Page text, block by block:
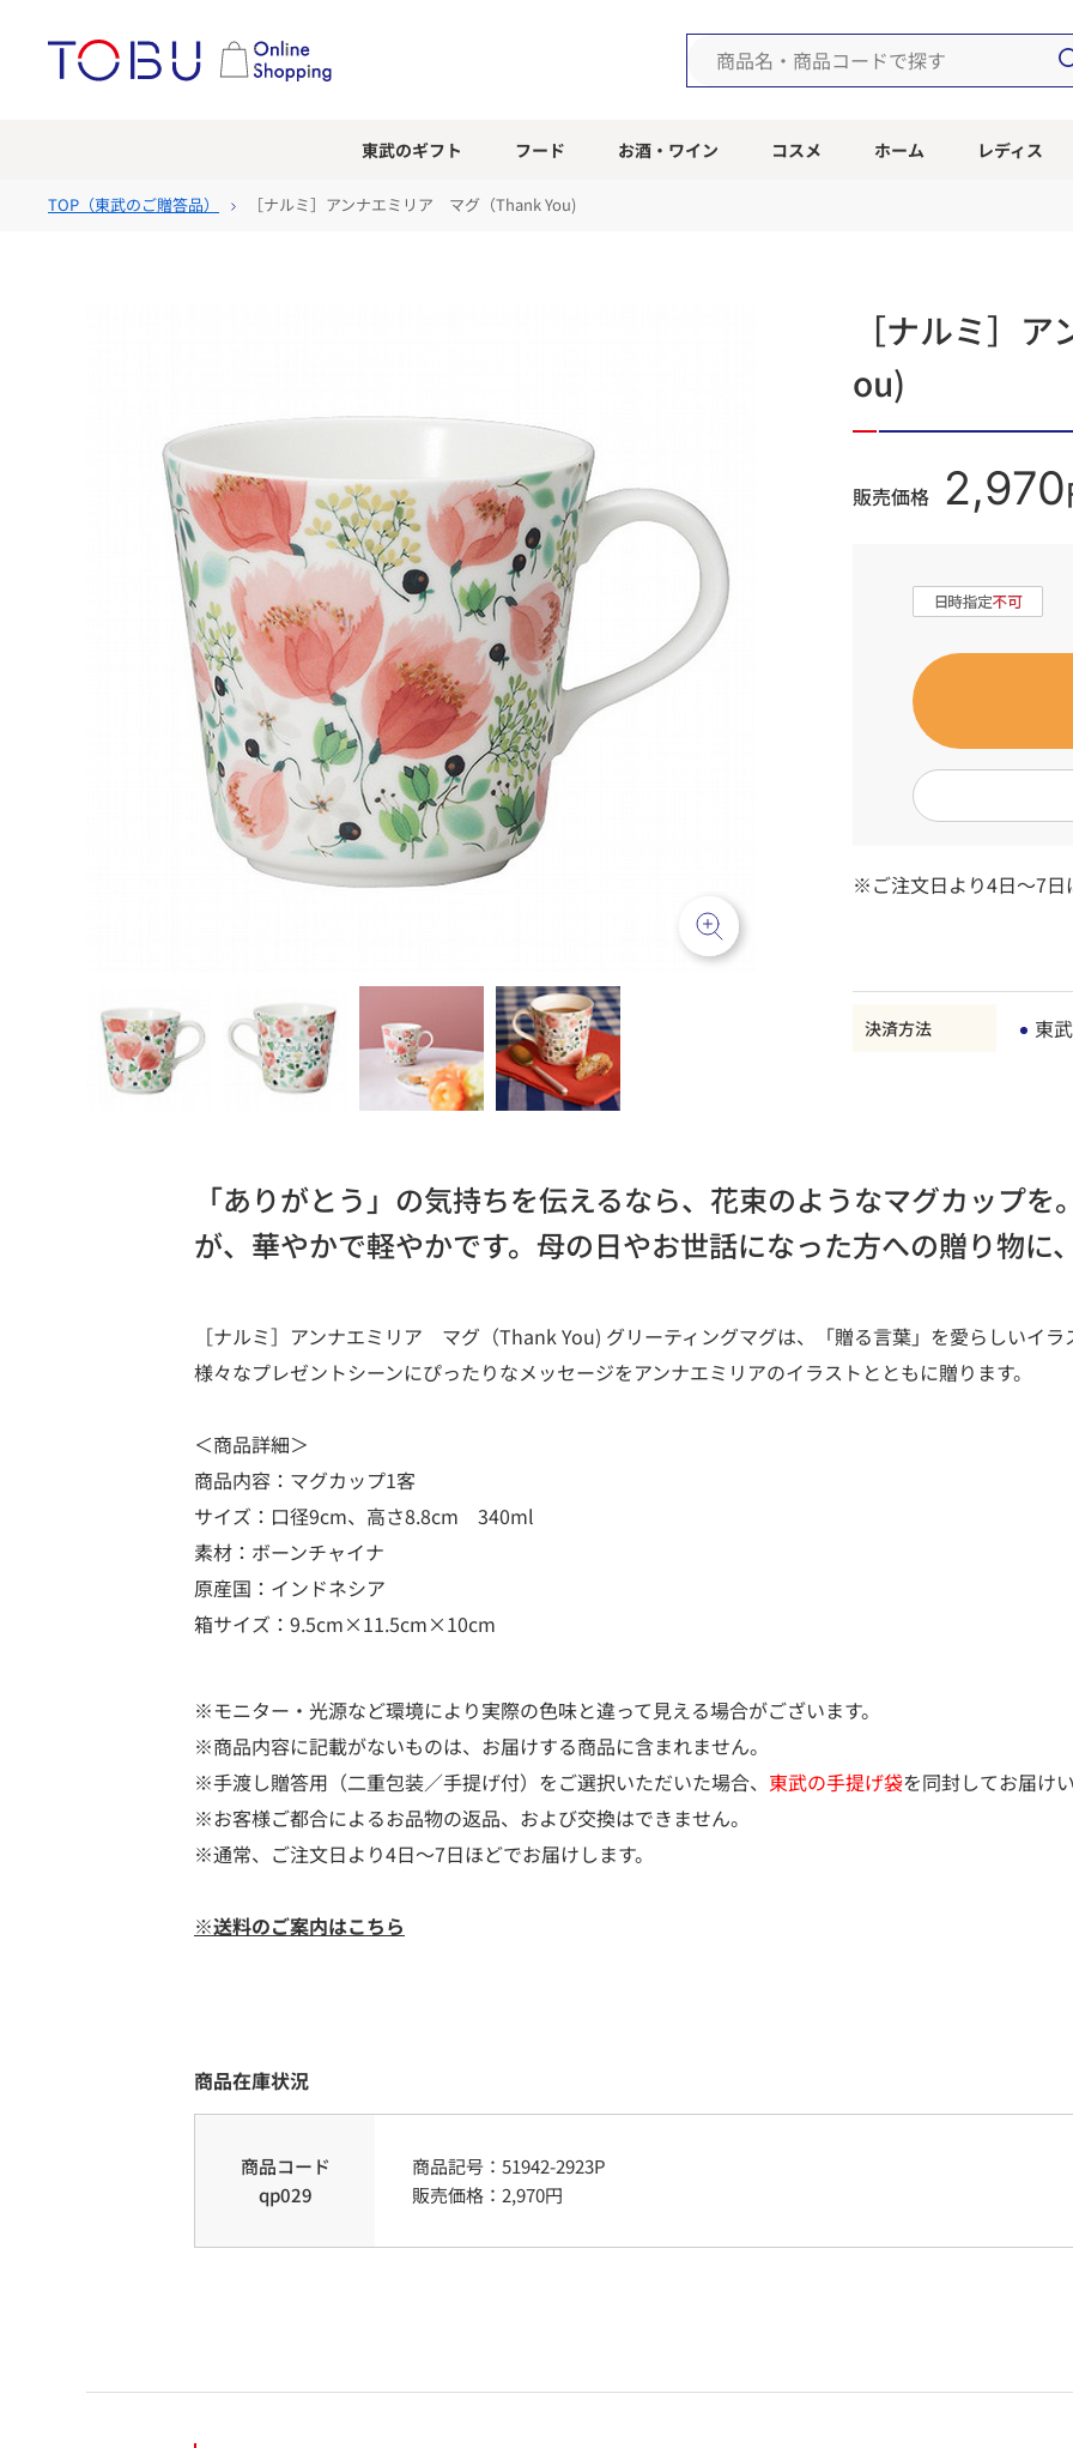
東武のギフト フード お酒・ワイン コスメ ホーム レディス
TOP（東武のご贈答品） ［ナルミ］アンナエミリア マグ（Thank You)
［ナルミ］
ou)
販売価格 2,970
※ご注文日より4日～7日
決済方法 東
「ありがとう」の気持ちを伝えるなら、花束のようなマグカップ
が、華やかで軽やかです。母の日やお世話になった方への贈り物に
［ナルミ］アンナエミリア マグ（Thank You) グリーティングマグは、「贈る言葉」を愛らしいイラ
様々なプレゼントシーンにぴったりなメッセージをアンナエミリアのイラストとともに贈ります。
＜商品詳細＞
商品内容：マグカップ1客
サイズ：口径9cm、高さ8.8cm 340ml
素材：ボーンチャイナ
原産国：インドネシア
箱サイズ：9.5cm×11.5cm×10cm
※モニター・光源など環境により実際の色味と違って見える場合がございます。
※商品内容に記載がないものは、お届けする商品に含まれません。
※手渡し贈答用（二重包装／手提げ付）をご選択いただいた場合、 東武の手提げ袋を同封してお届け
※お客様ご都合によるお品物の返品、および交換はできません。
※通常、ご注文日より4日～7日ほどでお届けします。
※送料のご案内はこちら
商品在庫状況
商品コード
qp029
商品記号： 51942-2923P
販売価格： 2,970円